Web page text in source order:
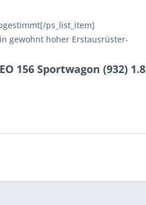
ps_list_item]
gewohnt hoher Erstausrüster-
156 Sportwagon (932) 1.8